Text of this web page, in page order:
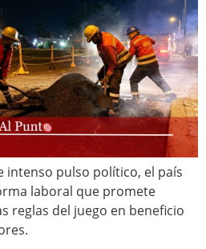
intenso pulso político, el país
laboral que promete
reglas del juego en beneficio